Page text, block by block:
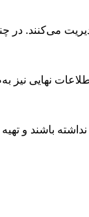
مدیریت
نهایی نیز
باشند و